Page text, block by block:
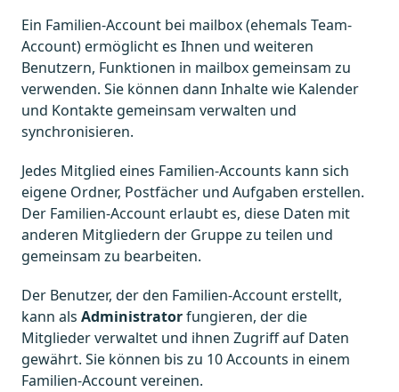
Ein Familien-Account bei mailbox (ehemals Team-
Account) ermöglicht es Ihnen und weiteren
Benutzern, Funktionen in mailbox gemeinsam zu
verwenden. Sie können dann Inhalte wie Kalender
und Kontakte gemeinsam verwalten und
synchronisieren.
Jedes Mitglied eines Familien-Accounts kann sich
eigene Ordner, Postfächer und Aufgaben erstellen.
Der Familien-Account erlaubt es, diese Daten mit
anderen Mitgliedern der Gruppe zu teilen und
gemeinsam zu bearbeiten.
Der Benutzer, der den Familien-Account erstellt,
kann als Administratorfungieren, der die
Mitglieder verwaltet und ihnen Zugriff auf Daten
gewährt. Sie können bis zu 10 Accounts in einem
Familien-Account vereinen.